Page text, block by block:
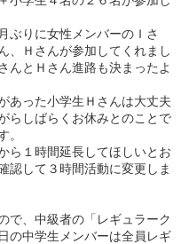
ぶりに女性メンバーのＩさ
、Ｈさんが参加してくれまし
んとＨさん進路も決まったよ
あった小学生Ｈさんは大丈夫
らしばらくお休みとのことで
。
ら１時間延長してほしいとお
認して３時間活動に変更しま
で、中級者の「レギュラーク
の中学生メンバーは全員レギ